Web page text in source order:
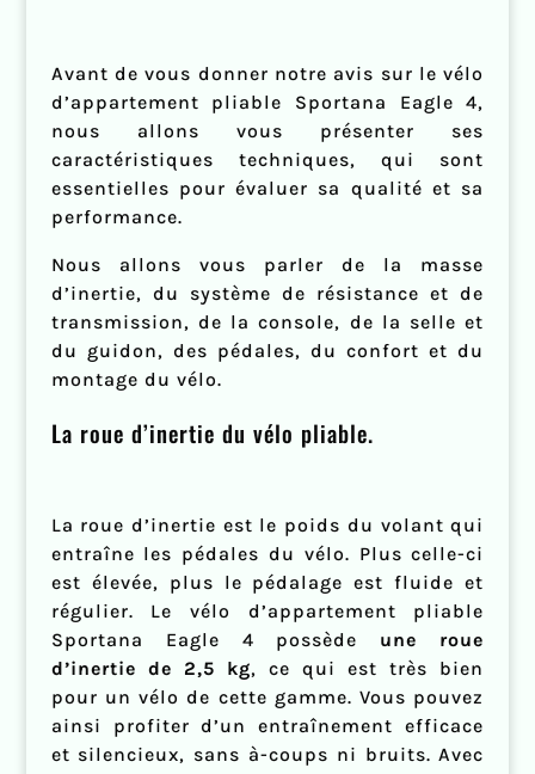
Avant de vous donner notre avis sur le vélo
d’appartement pliable Sportana Eagle 4,
nous allons vous présenter ses
caractéristiques techniques, qui sont
essentielles pour évaluer sa qualité et sa
performance.
Nous allons vous parler de la masse
d’inertie, du système de résistance et de
transmission, de la console, de la selle et
du guidon, des pédales, du confort et du
montage du vélo.
La roue d’inertie du vélo pliable.
La roue d’inertie est le poids du volant qui
entraîne les pédales du vélo. Plus celle-ci
est élevée, plus le pédalage est fluide et
régulier. Le vélo d’appartement pliable
Sportana Eagle 4 possède une roue
d’inertie de 2,5 kg, ce qui est très bien
pour un vélo de cette gamme. Vous pouvez
ainsi profiter d’un entraînement efficace
et silencieux, sans à-coups ni bruits. Avec